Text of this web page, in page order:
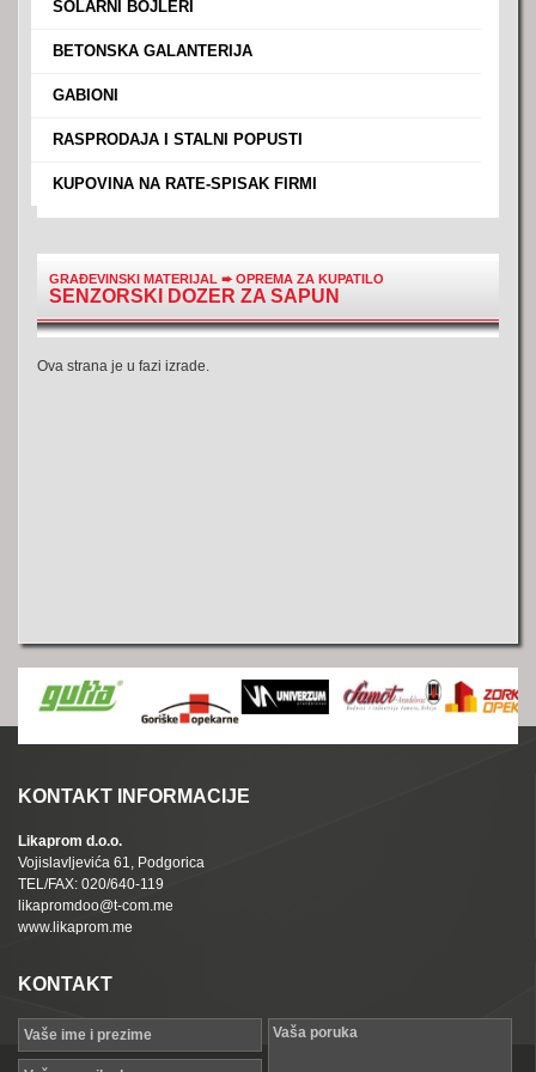
SOLARNI BOJLERI
BETONSKA GALANTERIJA
GABIONI
RASPRODAJA I STALNI POPUSTI
KUPOVINA NA RATE-SPISAK FIRMI
GRAĐEVINSKI MATERIJAL ➨OPREMA ZA KUPATILO
SENZORSKI DOZER ZA SAPUN
Ova strana je u fazi izrade.
KONTAKT INFORMACIJE
Likaprom d.o.o.
Vojislavljevića 61, Podgorica
TEL/FAX: 020/640-119
likapromdoo@t-com.me
www.likaprom.me
KONTAKT